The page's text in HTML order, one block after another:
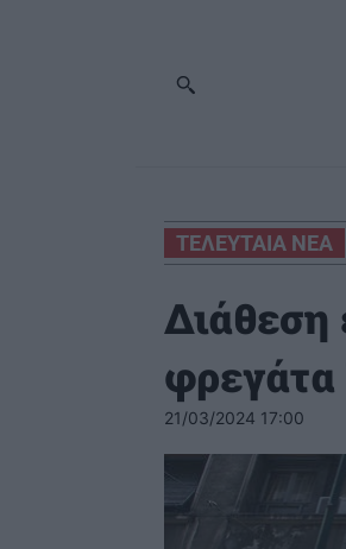
ΤΕΛΕΥΤΑΙΑ ΝΕΑ
Διάθεση
21/03/2024 17:00